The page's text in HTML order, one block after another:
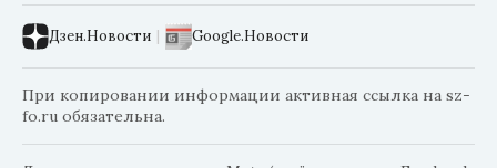
Дзен.Новости | Google.Новости
При копировании информации активная ссылка на sz-
fo.ru обязательна.